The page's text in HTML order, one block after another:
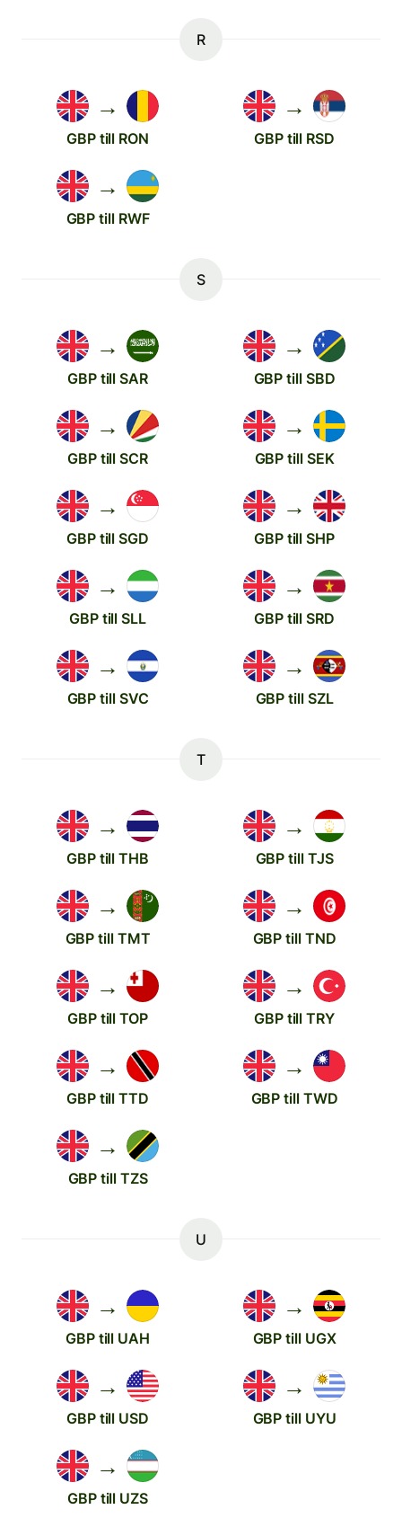
R
→
GBP till RON
→
GBP till RSD
→
GBP till RWF
S
→
GBP till SAR
→
GBP till SBD
→
GBP till SCR
→
GBP till SEK
→
GBP till SGD
→
GBP till SHP
→
GBP till SLL
→
GBP till SRD
→
GBP till SVC
→
GBP till SZL
T
→
GBP till THB
→
GBP till TJS
→
GBP till TMT
→
GBP till TND
→
GBP till TOP
→
GBP till TRY
→
GBP till TTD
→
GBP till TWD
→
GBP till TZS
U
→
GBP till UAH
→
GBP till UGX
→
GBP till USD
→
GBP till UYU
→
GBP till UZS